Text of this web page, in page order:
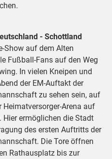
- Schottland
Show auf dem Alten
Fußball-Fans auf den Weg
In vielen Kneipen und
der EM-Auftakt der
zu sehen sein, auf
Heimatversorger-Arena auf
Hier ermöglichen die Stadt
des ersten Auftritts der
Die Tore öffnen
Rathausplatz bis zur